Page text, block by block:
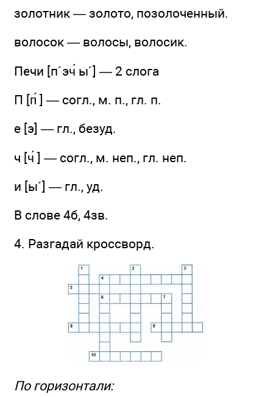
золотник — золото, позолоченный.
волосок — волосы, волосик.
Печи [п´эч́ ы´] — 2 слога
П [п́ ] — согл., м. п., гл. п.
е [э] — гл., безуд.
ч [ч́ ] — согл., м. неп., гл. неп.
и [ы´] — гл., уд.
В слове 4б, 4зв.
4. Разгадай кроссворд.
По горизонтали: